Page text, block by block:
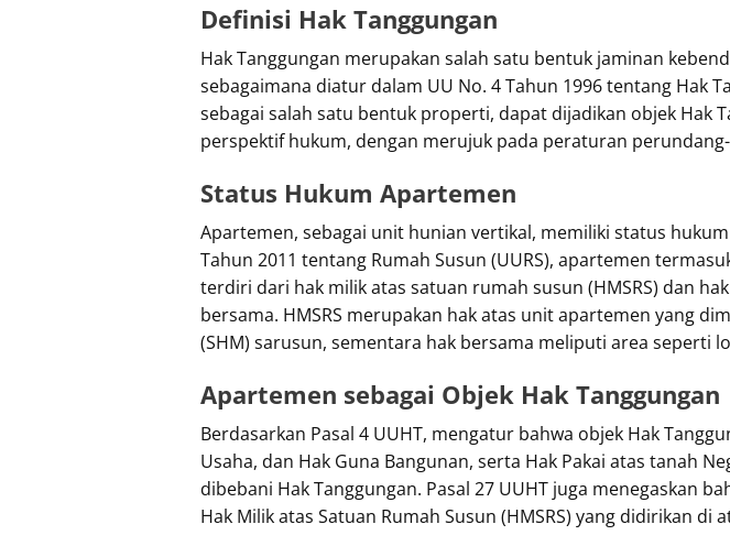
Definisi Hak Tanggungan
Hak Tanggungan merupakan salah satu bentuk jaminan
sebagaimana diatur dalam UU No. 4 Tahun 1996 tentang Hak
sebagai salah satu bentuk properti, dapat dijadikan objek Hak
perspektif hukum, dengan merujuk pada peraturan
Status Hukum Apartemen
Apartemen, sebagai unit hunian vertikal, memiliki status
Tahun 2011 tentang Rumah Susun (UURS), apartemen
terdiri dari hak milik atas satuan rumah susun (HMSRS) dan
bersama. HMSRS merupakan hak atas unit apartemen yang
(SHM) sarusun, sementara hak bersama meliputi area seperti
Apartemen sebagai Objek Hak Tanggungan
Berdasarkan Pasal 4 UUHT, mengatur bahwa objek Hak
Usaha, dan Hak Guna Bangunan, serta Hak Pakai atas tanah
dibebani Hak Tanggungan. Pasal 27 UUHT juga menegaskan
Hak Milik atas Satuan Rumah Susun (HMSRS) yang didirikan di